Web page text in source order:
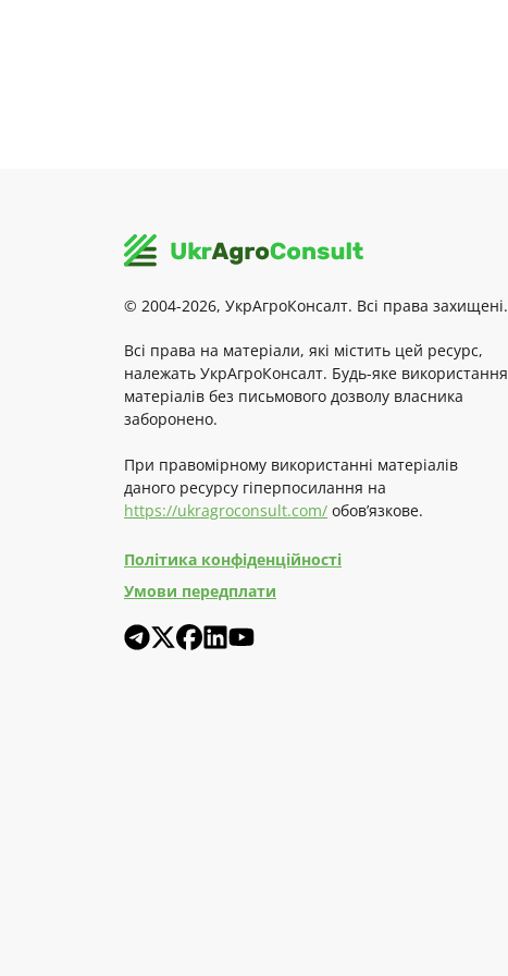
© 2004-2026, УкрАгроКонсалт. Всі права захищені.
Всі права на матеріали, які містить цей ресурс,
належать УкрАгроКонсалт. Будь-яке використання
матеріалів без письмового дозволу власника
заборонено.
При правомірному використанні матеріалів
даного ресурсу гіперпосилання на
https://ukragroconsult.com/ обов’язкове.
Політика конфіденційності
Умови передплати